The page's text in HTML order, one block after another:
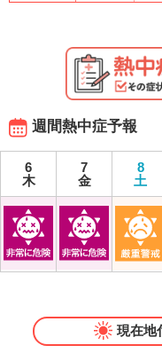
週間熱中症予報
6
木
7
金
8
土
現在地